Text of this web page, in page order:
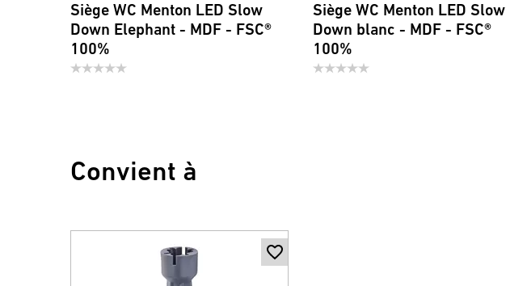
Siège WC Menton LED Slow
Down Elephant - MDF - FSC®
100%
Siège WC Menton LED Slow
Down blanc - MDF - FSC®
100%
Convient à